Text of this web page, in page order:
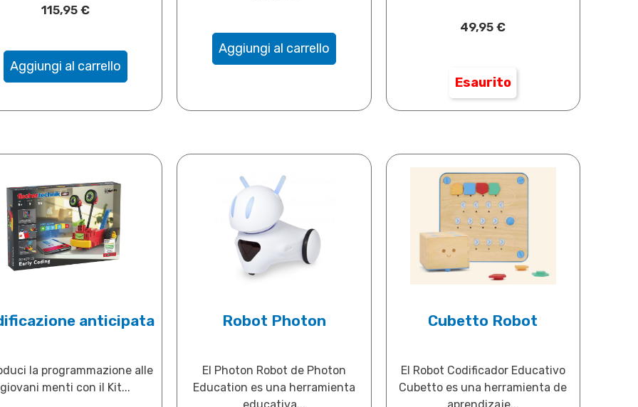
115,95 €
Aggiungi al carrello
Aggiungi al carrello
49,95€
Esaurito
anticipata
la programmazione alle
giovani menti con il Kit...
Robot Photon
El Photon Robot de Photon
Education es una herramienta
Cubetto Robot
El Robot Codificador Educativo
Cubetto es una herramienta de